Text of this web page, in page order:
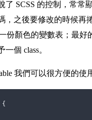
了 SCSS 的控制，常常
，之後要修改的時候再
份顏色的變數表；最好
個 class。
我們可以很方便的使
{